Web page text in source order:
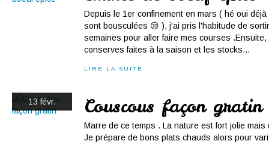
Depuis le 1er confinement en mars ( hé oui
sont bousculées 😒 ), j'ai pris l'habitude de
semaines pour aller faire mes courses
conserves faites à la saison et les stocks...
LIRE LA SUITE
13 févr. Couscous façon gratin
Marre de ce temps . La nature est fort jolie
Je prépare de bons plats chauds alors pour